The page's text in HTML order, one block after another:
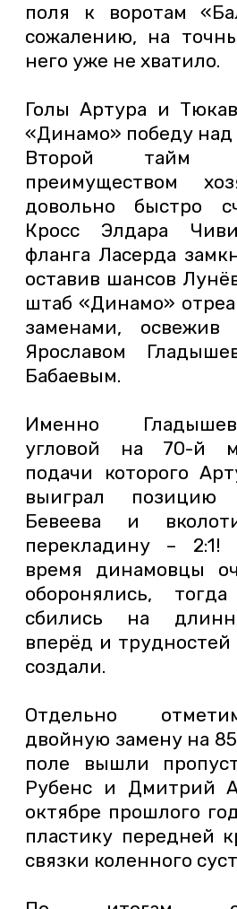
поля к воротам
сожалению, на
него уже не хватило.
Голы Артура и
«Динамо» победу над
Второй тайм
преимуществом
довольно быстро
Кросс Элдара
фланга Ласерда
оставив шансов
штаб «Динамо»
заменами,
Ярославом
Бабаевым.
Именно
угловой на 70-й
подачи которого
выиграл
Бевеева и
перекладину – 2:1!
время динамовцы
оборонялись,
сбились на
вперёд и
создали.
Отдельно
двойную замену на
поле вышли
Рубенс и Дмитрий
октябре прошлого
пластику передней
связки коленного